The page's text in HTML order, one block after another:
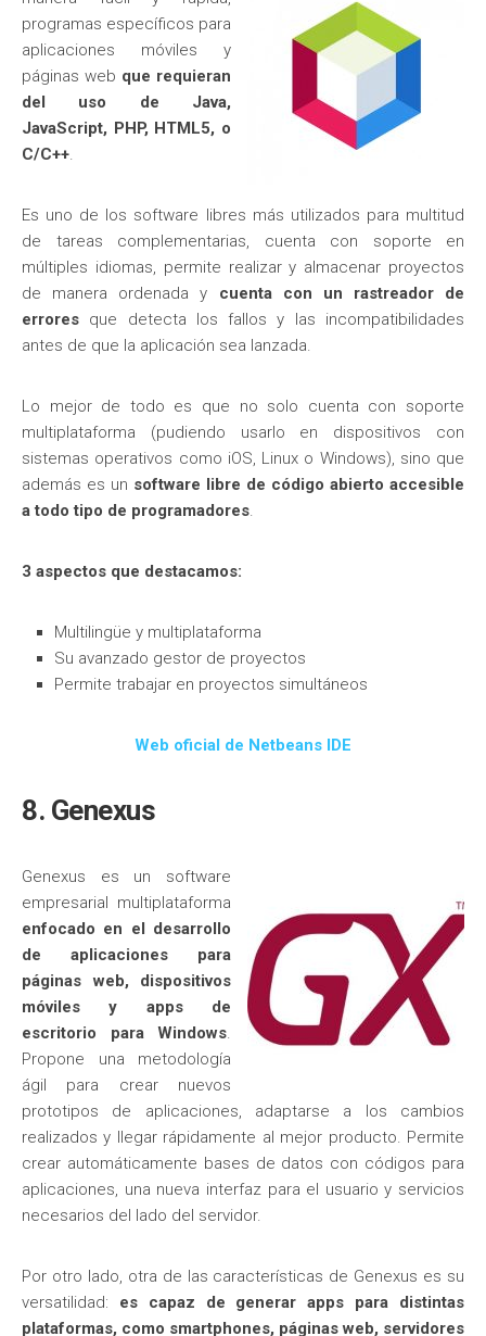
programas específicos para
aplicaciones móviles y
páginas web que requieran
del uso de Java,
JavaScript, PHP, HTML5, o
C/C++.
Es uno de los software libres más utilizados para multitud
de tareas complementarias, cuenta con soporte en
múltiples idiomas, permite realizar y almacenar proyectos
de manera ordenada y cuenta con un rastreador de
errores que detecta los fallos y las incompatibilidades
antes de que la aplicación sea lanzada.
Lo mejor de todo es que no solo cuenta con soporte
multiplataforma (pudiendo usarlo en dispositivos con
sistemas operativos como iOS, Linux o Windows), sino que
además es un software libre de código abierto accesible
a todo tipo de programadores.
3 aspectos que destacamos:
Multilingüe y multiplataforma
Su avanzado gestor de proyectos
Permite trabajar en proyectos simultáneos
Web oficial de Netbeans IDE
8. Genexus
Genexus es un software
empresarial multiplataforma
enfocado en el desarrollo
de aplicaciones para
páginas web, dispositivos
móviles y apps de
escritorio para Windows.
Propone una metodología
ágil para crear nuevos
prototipos de aplicaciones, adaptarse a los cambios
realizados y llegar rápidamente al mejor producto. Permite
crear automáticamente bases de datos con códigos para
aplicaciones, una nueva interfaz para el usuario y servicios
necesarios del lado del servidor.
Por otro lado, otra de las características de Genexus es su
versatilidad: es capaz de generar apps para distintas
plataformas, como smartphones, páginas web, servidores